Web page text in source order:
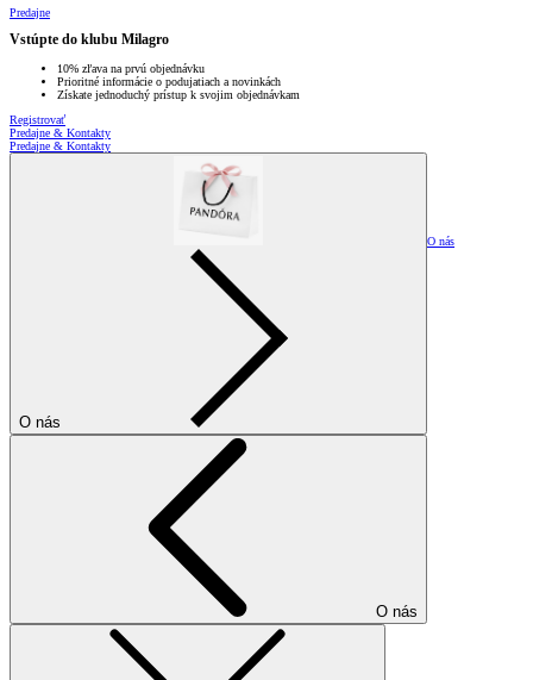
Predajne
Vstúpte do klubu Milagro
10% zľava na prvú objednávku
Prioritné informácie o podujatiach a novinkách
Získate jednoduchý prístup k svojim objednávkam
Registrovať
Predajne & Kontakty
Predajne & Kontakty
O nás
O nás
O nás